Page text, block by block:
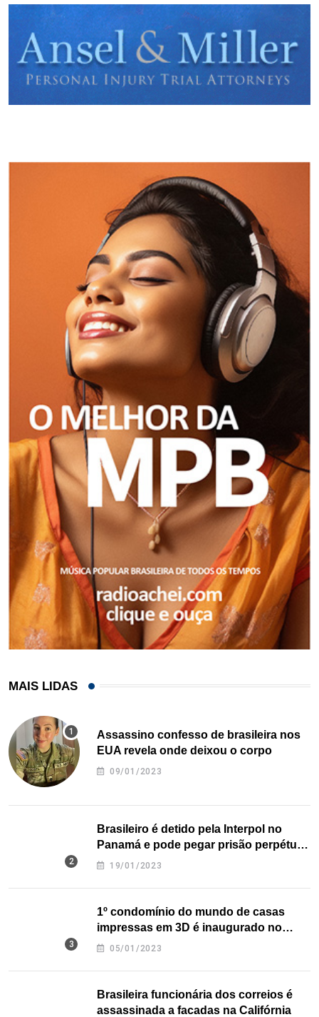
MAIS LIDAS
Assassino confesso de brasileira nos
EUA revela onde deixou o corpo
09/01/2023
Brasileiro é detido pela Interpol no
Panamá e pode pegar prisão perpétua
nos EUA
19/01/2023
1º condomínio do mundo de casas
impressas em 3D é inaugurado no
Texas
05/01/2023
Brasileira funcionária dos correios é
assassinada a facadas na Califórnia